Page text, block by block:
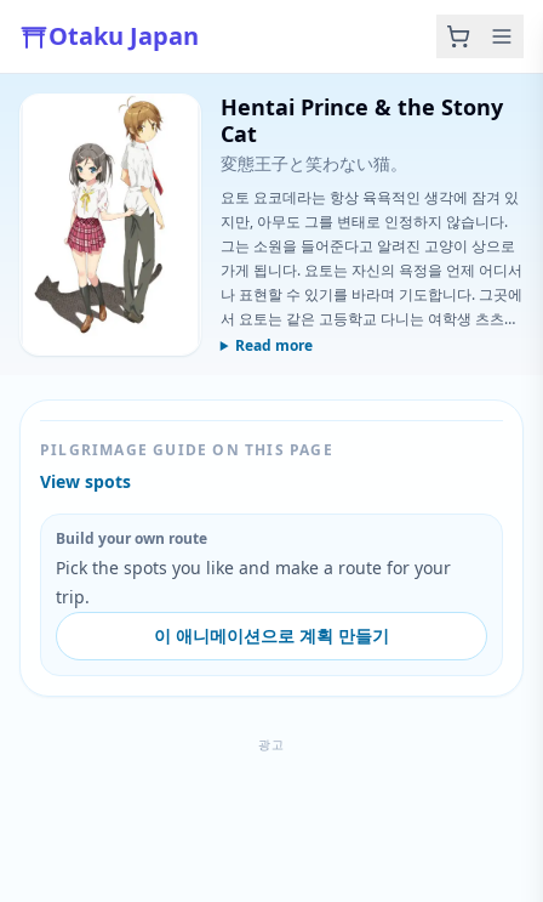
Otaku Japan
Hentai Prince & the Stony
Cat
変態王子と笑わない猫。
요토 요코데라는 항상 육욕적인 생각에 잠겨 있
지만, 아무도 그를 변태로 인정하지 않습니다.
그는 소원을 들어준다고 알려진 고양이 상으로
가게 됩니다. 요토는 자신의 욕정을 언제 어디서
나 표현할 수 있기를 바라며 기도합니다. 그곳에
서 요토는 같은 고등학교 다니는 여학생 츠츠카
쿠시 츠키코를 만나게 됩니다. 츠키코 역시 자신
Read more
PILGRIMAGE GUIDE ON THIS PAGE
View spots
Build your own route
Pick the spots you like and make a route for your
trip.
이 애니메이션으로 계획 만들기
광고